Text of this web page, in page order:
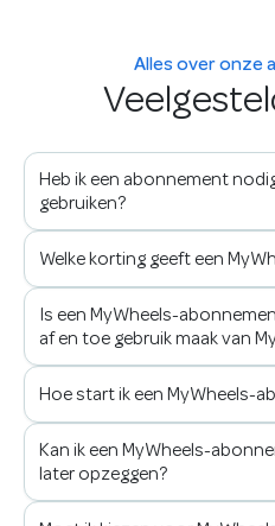
Alles over onze
Heb ik een abonnement
gebruiken?
Welke korting geeft een
Is een MyWheels-
af en toe gebruik maak van
Hoe start ik een MyWheels-
Kan ik een MyWheels-
later opzeggen?